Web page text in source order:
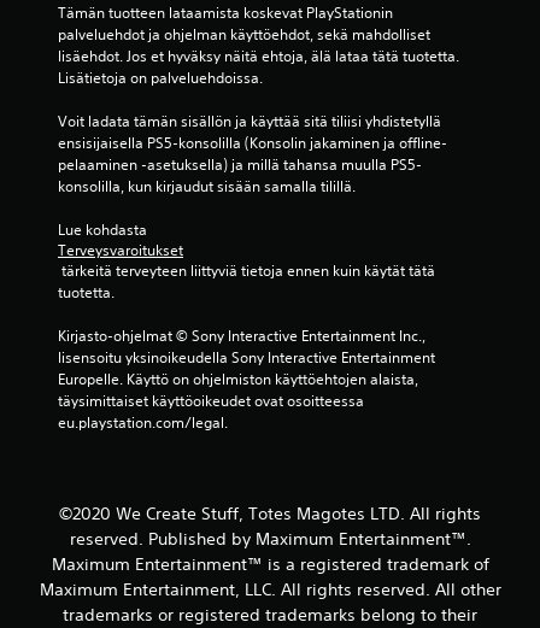
a
)
Tämän tuotteen lataamista koskevat PlayStationin
palveluehdot ja ohjelman käyttöehdot, sekä mahdolliset
lisäehdot. Jos et hyväksy näitä ehtoja, älä lataa tätä tuotetta.
Lisätietoja on palveluehdoissa.
Voit ladata tämän sisällön ja käyttää sitä tiliisi yhdistetyllä
ensisijaisella PS5-konsolilla (Konsolin jakaminen ja offline-
pelaaminen -asetuksella) ja millä tahansa muulla PS5-
konsolilla, kun kirjaudut sisään samalla tilillä.
Lue kohdasta
Terveysvaroitukset
tuotetta.
Kirjasto-ohjelmat © Sony Interactive Entertainment Inc.,
lisensoitu yksinoikeudella Sony Interactive Entertainment
Europelle. Käyttö on ohjelmiston käyttöehtojen alaista,
täysimittaiset käyttöoikeudet ovat osoitteessa
eu.playstation.com/legal.
©2020 We Create Stuff, Totes Magotes LTD. All rights
reserved. Published by Maximum Entertainment™.
Maximum Entertainment™ is a registered trademark of
Maximum Entertainment, LLC. All rights reserved. All other
trademarks or registered trademarks belong to their